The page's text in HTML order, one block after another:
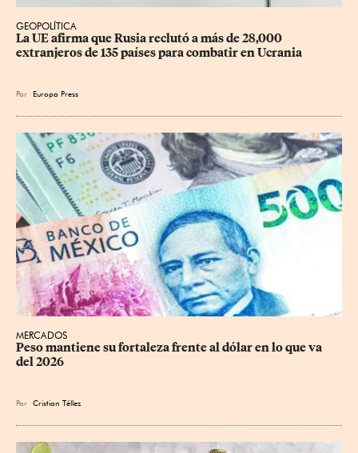
GEOPOLÍTICA
La UE afirma que Rusia reclutó a más de 28,000
extranjeros de 135 países para combatir en Ucrania
Por Europa Press
MERCADOS
Peso mantiene su fortaleza frente al dólar en lo que va
del 2026
Por Cristian Téllez